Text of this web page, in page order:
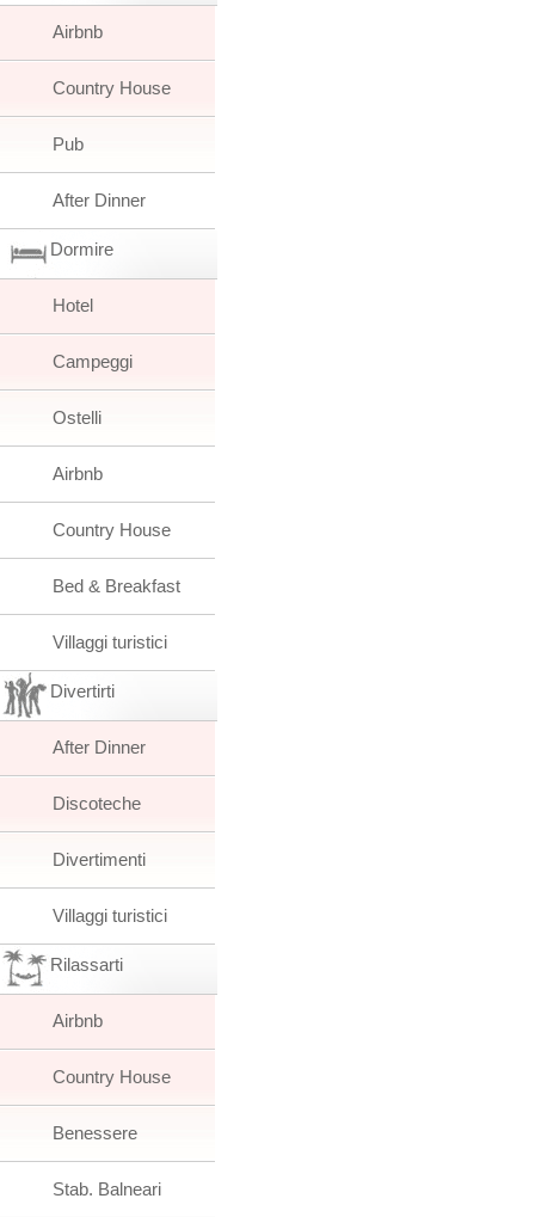
Airbnb
Country House
Pub
After Dinner
Dormire
Hotel
Campeggi
Ostelli
Airbnb
Country House
Bed & Breakfast
Villaggi turistici
Divertirti
After Dinner
Discoteche
Divertimenti
Villaggi turistici
Rilassarti
Airbnb
Country House
Benessere
Stab. Balneari